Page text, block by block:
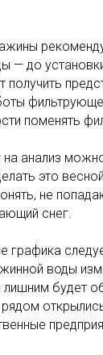
— до
получить
поменять
анализ
это
не
снег.
графика
воды
лишним будет